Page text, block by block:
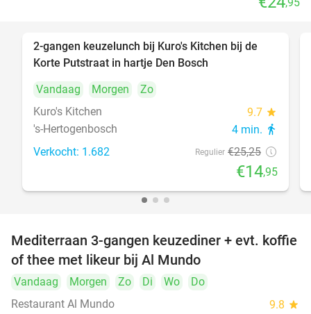
2-gangen keuzelunch bij Kuro's Kitchen bij de
Korte Putstraat in hartje Den Bosch
Vandaag
Morgen
Zo
Kuro's Kitchen
9.7 star
's-Hertogenbosch 4 min. directions_walk
Verkocht: 1.682 Regulier €25,25
€14,95
27%
Mediterraan 3-gangen keuzediner + evt. koffie
of thee met likeur bij Al Mundo
Vandaag Morgen Zo Di Wo
Do
Restaurant Al Mundo
9.8 star